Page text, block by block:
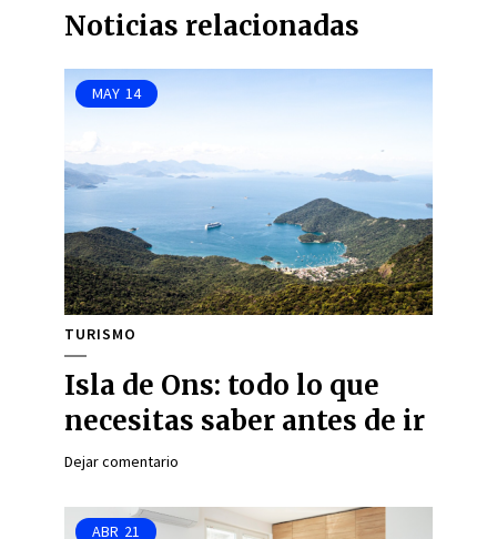
Noticias relacionadas
MAY 14
TURISMO
Isla de Ons: todo lo que
necesitas saber antes de ir
Dejar comentario
ABR 21